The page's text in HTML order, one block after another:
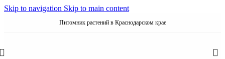
Skip to navigation Skip to main content
Питомник растений в Краснодарском крае